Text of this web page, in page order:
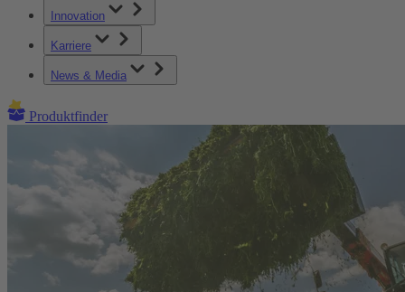
Innovation
Karriere
News & Media
Produktfinder